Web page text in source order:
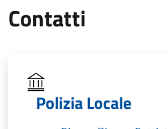
Contatti
Polizia Locale